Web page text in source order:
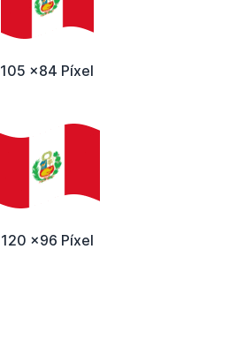
105 x84 Píxel
120 x96 Píxel